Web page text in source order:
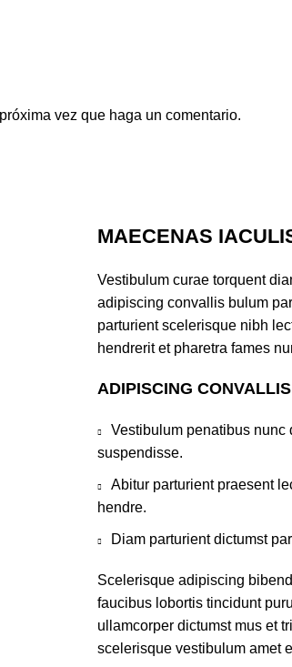
vez que haga un comentario.
MAECENAS
Vestibulum curae torquent
adipiscing convallis bulum
parturient scelerisque nibh
hendrerit et pharetra fames
ADIPISCING
Vestibulum penatibus
suspendisse.
Abitur parturient praesent
hendre.
Diam parturient dictumst
Scelerisque adipiscing
faucibus lobortis tincidunt
ullamcorper dictumst mus et
scelerisque vestibulum amet